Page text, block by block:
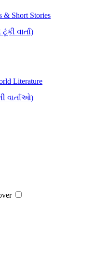
& Short Stories
વાર્તા)
Literature
વાર્તાઓ)